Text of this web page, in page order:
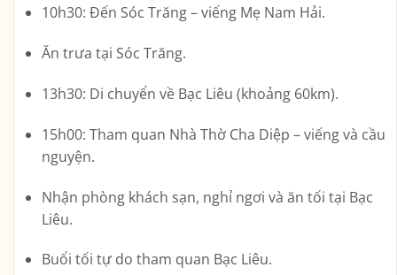
10h30: Đến Sóc Trăng – viếng Mẹ Nam Hải.
Ăn trưa tại Sóc Trăng.
13h30: Di chuyển về Bạc Liêu (khoảng 60km).
15h00: Tham quan Nhà Thờ Cha Diệp – viếng và cầu
nguyện.
Nhận phòng khách sạn, nghỉ ngơi và ăn tối tại Bạc
Liêu.
Buổi tối tự do tham quan Bạc Liêu.